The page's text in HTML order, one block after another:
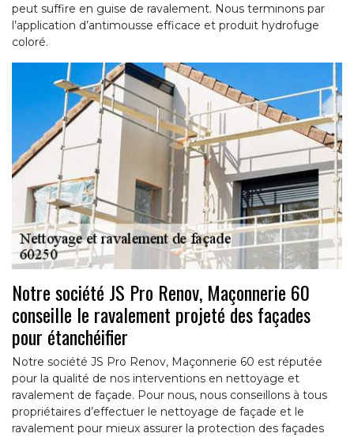
peut suffire en guise de ravalement. Nous terminons par
l’application d’antimousse efficace et produit hydrofuge
coloré.
Notre société JS Pro Renov, Maçonnerie 60
conseille le ravalement projeté des façades
pour étanchéifier
Notre société JS Pro Renov, Maçonnerie 60 est réputée
pour la qualité de nos interventions en nettoyage et
ravalement de façade. Pour nous, nous conseillons à tous
propriétaires d’effectuer le nettoyage de façade et le
ravalement pour mieux assurer la protection des façades